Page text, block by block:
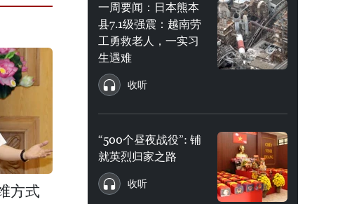
方式
一周要闻：日本熊本
县7.1级强震：越南劳
工勇救老人，一实习
生遇难
收听
“500个昼夜战役”: 铺
就英烈归家之路
收听